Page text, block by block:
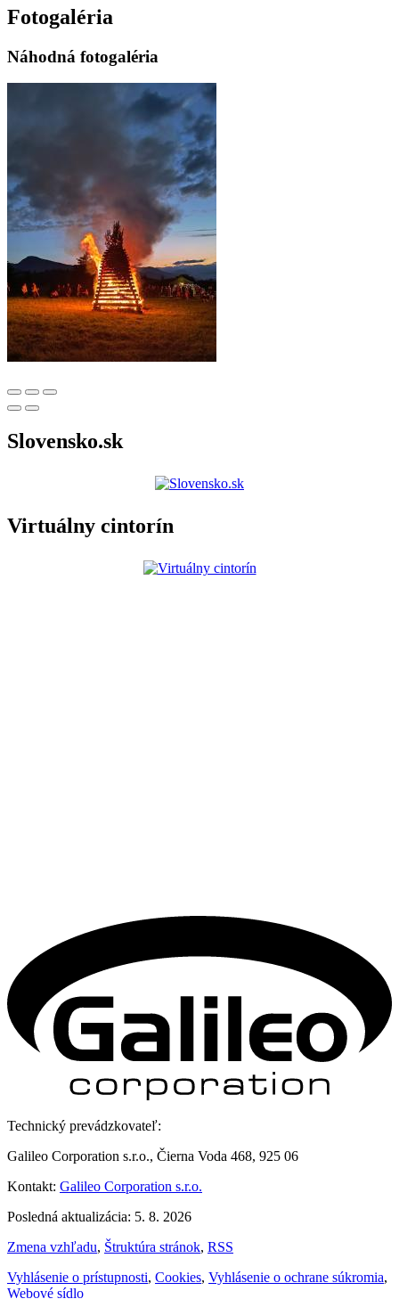
Fotogaléria
Náhodná fotogaléria
Slovensko.sk
Virtuálny cintorín
Technický prevádzkovateľ:
Galileo Corporation s.r.o., Čierna Voda 468, 925 06
Kontakt: Galileo Corporation s.r.o.
Posledná aktualizácia: 5. 8. 2026
Zmena vzhľadu, Štruktúra stránok, RSS
Vyhlásenie o prístupnosti, Cookies, Vyhlásenie o ochrane súkromia,
Webové sídlo